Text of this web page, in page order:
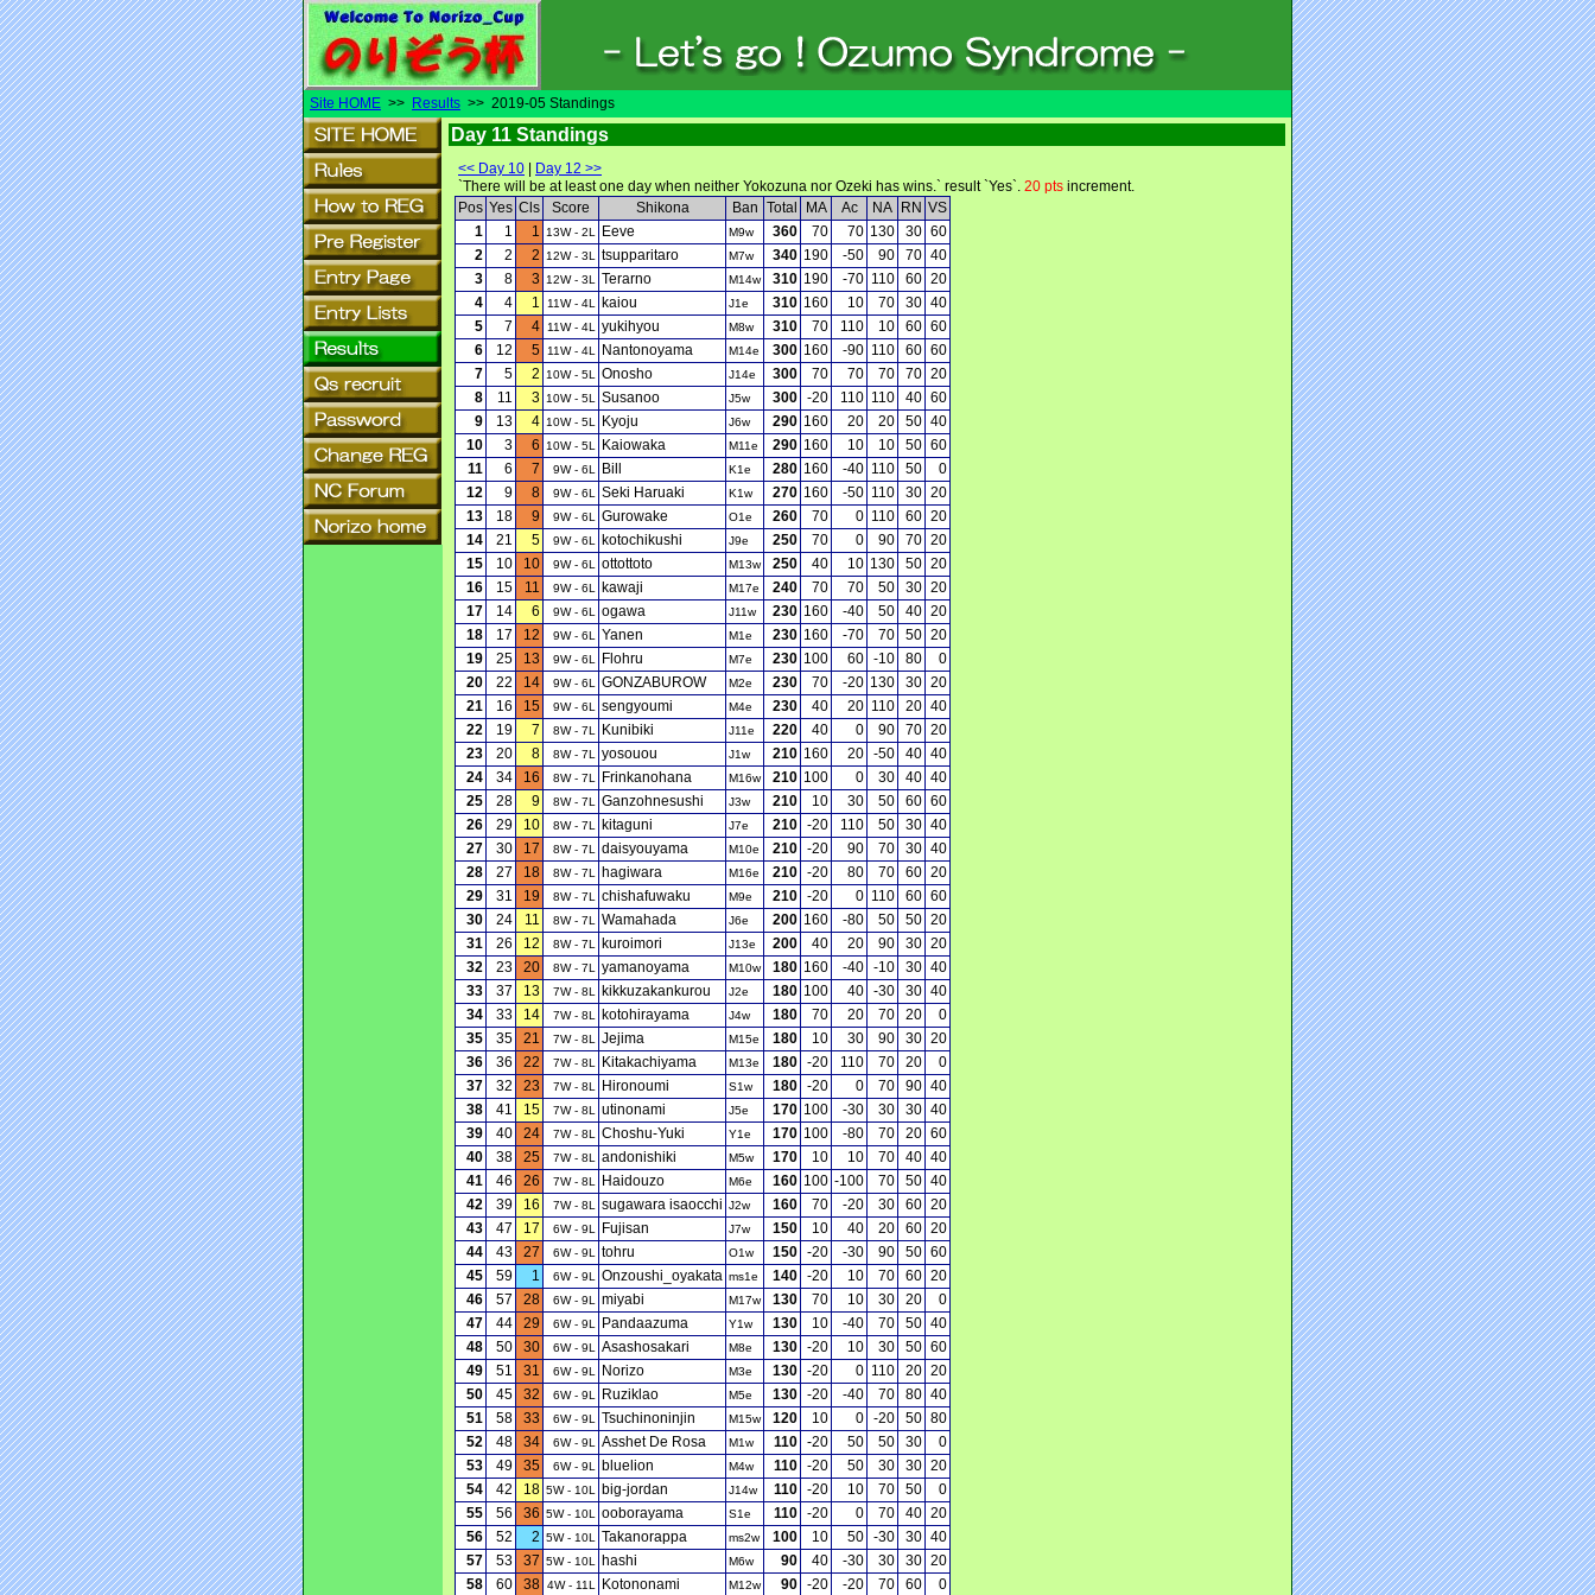
Site HOME >> Results >> 2019-05 Standings
Day 11 Standings
<< Day 10
Day 12 >>
`There will be at least one day when neither Yokozuna nor Ozeki has wins.` result `Yes`. 20 pts increment.
Pos Yes Cls Score Shikona Ban Total MA Ac NA RN VS
1
1 1 13W - 2L Eeve M9w 360 70 70 130 30 60
2
2 2 12W - 3L tsupparitaro M7w 340 190 -50 90 70 40
3
8 3 12W - 3L Terarno M14w 310 190 -70 110 60 20
4
4 1 11W - 4L kaiou J1e 310 160 10 70 30 40
5
7 4 11W - 4L yukihyou M8w 310 70 110 10 60 60
6
12 5 11W - 4L Nantonoyama M14e 300 160 -90 110 60 60
7
5 2 10W - 5L Onosho J14e 300 70 70 70 70 20
8
11 3 10W - 5L Susanoo J5w 300 -20 110 110 40 60
9
13 4 10W - 5L Kyoju J6w 290 160 20 20 50 40
10
3 6 10W - 5L Kaiowaka M11e 290 160 10 10 50 60
11
6 7 9W - 6L Bill K1e 280 160 -40 110 50
0
12
9 8 9W - 6L Seki Haruaki K1w 270 160 -50 110 30 20
13
18 9 9W - 6L Gurowake O1e 260 70 0 110 60 20
14
21 5 9W - 6L kotochikushi J9e 250 70 0 90 70 20
15
10 10 9W - 6L ottottoto M13w 250 40 10 130 50 20
16
15 11 9W - 6L kawaji M17e 240 70 70 50 30 20
17
14 6 9W - 6L ogawa J11w 230 160 -40 50 40 20
18
17 12 9W - 6L Yanen M1e 230 160 -70 70 50 20
19
25 13 9W - 6L Flohru M7e 230 100 60 -10 80
0
20
22 14 9W - 6L GONZABUROW M2e 230 70 -20 130 30 20
21
16 15 9W - 6L sengyoumi M4e 230 40 20 110 20 40
22
19 7 8W - 7L Kunibiki J11e 220 40 0 90 70 20
23
20 8 8W - 7L yosouou J1w 210 160 20 -50 40 40
24
34 16 8W - 7L Frinkanohana M16w 210 100 0 30 40 40
25
28 9 8W - 7L Ganzohnesushi J3w 210 10 30 50 60 60
26
29 10 8W - 7L kitaguni J7e 210 -20 110 50 30 40
27
30 17 8W - 7L daisyouyama M10e 210 -20 90 70 30 40
28
27 18 8W - 7L hagiwara M16e 210 -20 80 70 60 20
29
31 19 8W - 7L chishafuwaku M9e 210 -20 0 110 60 60
30
24 11 8W - 7L Wamahada J6e 200 160 -80 50 50 20
31
26 12 8W - 7L kuroimori J13e 200 40 20 90 30 20
32
23 20 8W - 7L yamanoyama M10w 180 160 -40 -10 30 40
33
37 13 7W - 8L kikkuzakankurou J2e 180 100 40 -30 30 40
34
33 14 7W - 8L kotohirayama J4w 180 70 20 70 20
0
35
35 21 7W - 8L Jejima M15e 180 10 30 90 30 20
36
36 22 7W - 8L Kitakachiyama M13e 180 -20 110 70 20
0
37
32 23 7W - 8L Hironoumi S1w 180 -20 0 70 90 40
38
41 15 7W - 8L utinonami J5e 170 100 -30 30 30 40
39
40 24 7W - 8L Choshu-Yuki Y1e 170 100 -80 70 20 60
40
38 25 7W - 8L andonishiki M5w 170 10 10 70 40 40
41
46 26 7W - 8L Haidouzo M6e 160 100 -100 70 50 40
42
39 16 7W - 8L sugawara isaocchi J2w 160 70 -20 30 60 20
43
47 17 6W - 9L Fujisan J7w 150 10 40 20 60 20
44
43 27 6W - 9L tohru O1w 150 -20 -30 90 50 60
45
59 1 6W - 9L Onzoushi_oyakata ms1e 140 -20 10 70 60 20
46
57 28 6W - 9L miyabi M17w 130 70 10 30 20
0
47
44 29 6W - 9L Pandaazuma Y1w 130 10 -40 70 50 40
48
50 30 6W - 9L Asashosakari M8e 130 -20 10 30 50 60
49
51 31 6W - 9L Norizo M3e 130 -20 0 110 20 20
50
45 32 6W - 9L Ruziklao M5e 130 -20 -40 70 80 40
51
58 33 6W - 9L Tsuchinoninjin M15w 120 10 0 -20 50 80
52
48 34 6W - 9L Asshet De Rosa M1w 110 -20 50 50 30
0
53
49 35 6W - 9L bluelion M4w 110 -20 50 30 30 20
54
42 18 5W - 10L big-jordan J14w 110 -20 10 70 50
0
55
56 36 5W - 10L ooborayama S1e 110 -20 0 70 40 20
56
52 2 5W - 10L Takanorappa ms2w 100 10 50 -30 30 40
57
53 37 5W - 10L hashi M6w 90 40 -30 30 30 20
58
60 38 4W - 11L Kotononami M12w 90 -20 -20 70 60 0